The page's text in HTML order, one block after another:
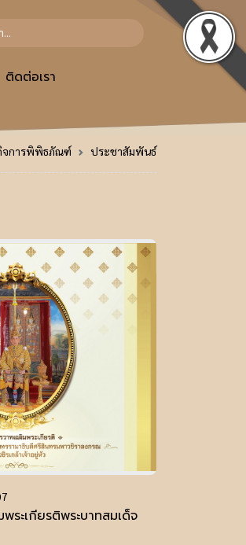
ติดต่อเรา
จการพิพิธภัณฑ์ ประชาสัมพันธ์
ระเกียรติพระบาทสมเด็จ